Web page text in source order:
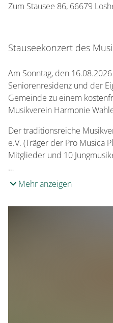
Zum Stausee 86, 66679
Stauseekonzert des
Am Sonntag, den
Seniorenresidenz und der
Gemeinde zu einem
Musikverein Harmonie
Der traditionsreiche
e.V. (Träger der Pro Musica
Mitglieder und 10
…
Mehr anzeigen